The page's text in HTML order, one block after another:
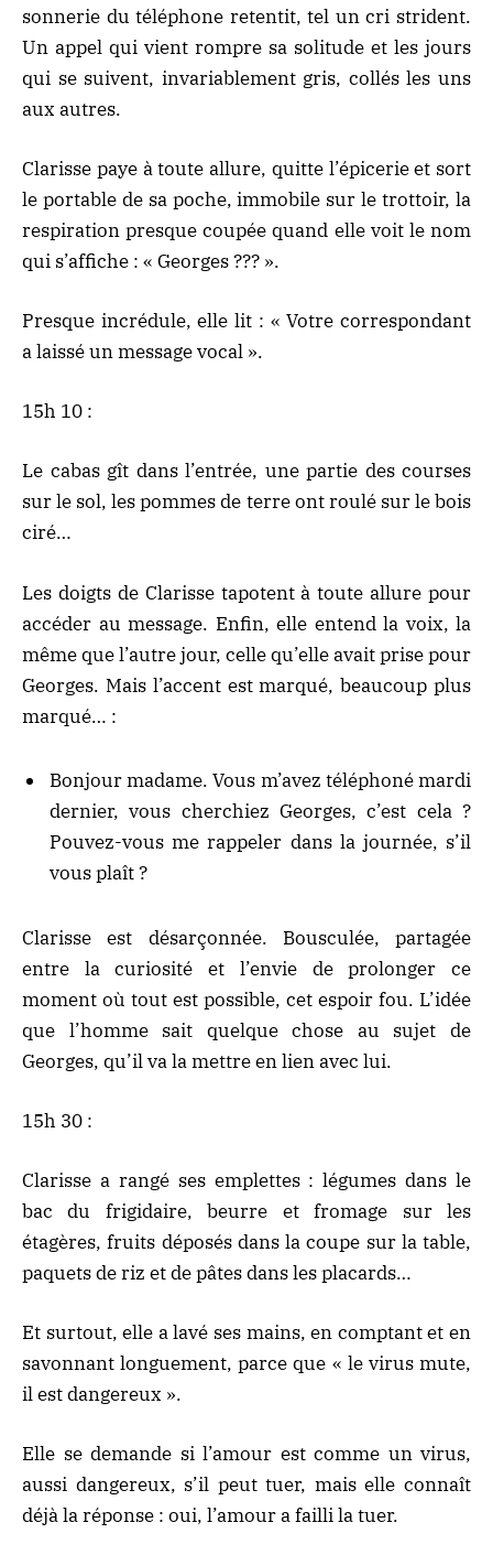
sonnerie du téléphone retentit, tel un cri strident.
Un appel qui vient rompre sa solitude et les jours
qui se suivent, invariablement gris, collés les uns
aux autres.
Clarisse paye à toute allure, quitte l’épicerie et sort
le portable de sa poche, immobile sur le trottoir, la
respiration presque coupée quand elle voit le nom
qui s’affiche : « Georges ??? ».
Presque incrédule, elle lit : « Votre correspondant
a laissé un message vocal ».
15h 10 :
Le cabas gît dans l’entrée, une partie des courses
sur le sol, les pommes de terre ont roulé sur le bois
ciré…
Les doigts de Clarisse tapotent à toute allure pour
accéder au message. Enfin, elle entend la voix, la
même que l’autre jour, celle qu’elle avait prise pour
Georges. Mais l’accent est marqué, beaucoup plus
marqué… :
Bonjour madame. Vous m’avez téléphoné mardi
dernier, vous cherchiez Georges, c’est cela ?
Pouvez-vous me rappeler dans la journée, s’il
vous plaît ?
Clarisse est désarçonnée. Bousculée, partagée
entre la curiosité et l’envie de prolonger ce
moment où tout est possible, cet espoir fou. L’idée
que l’homme sait quelque chose au sujet de
Georges, qu’il va la mettre en lien avec lui.
15h 30 :
Clarisse a rangé ses emplettes : légumes dans le
bac du frigidaire, beurre et fromage sur les
étagères, fruits déposés dans la coupe sur la table,
paquets de riz et de pâtes dans les placards…
Et surtout, elle a lavé ses mains, en comptant et en
savonnant longuement, parce que « le virus mute,
il est dangereux ».
Elle se demande si l’amour est comme un virus,
aussi dangereux, s’il peut tuer, mais elle connaît
déjà la réponse : oui, l’amour a failli la tuer.